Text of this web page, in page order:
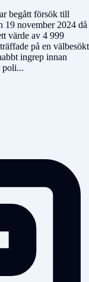
begått försök till
19 november 2024 då
värde av 4 999
på en välbesökt
ingrep innan
poli...